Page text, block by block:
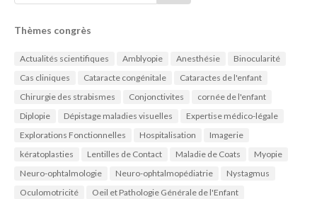
Thèmes congrès
Actualités scientifiques Amblyopie Anesthésie
Binocularité
Cas cliniques
Cataracte congénitale
Cataractes de l'enfant
Chirurgie des strabismes
Conjonctivites
cornée de l'enfant
Diplopie
Dépistage maladies visuelles
Expertise médico-légale
Explorations Fonctionnelles
Hospitalisation
Imagerie
kératoplasties
Lentilles de Contact Maladie de Coats
Myopie
Neuro-ophtalmologie
Neuro-ophtalmopédiatrie
Nystagmus
Oculomotricité
Oeil et Pathologie Générale de l'Enfant